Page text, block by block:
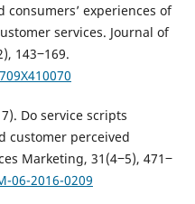
consumers’ experiences of
services. Journal of
143‒169.
Do service scripts
customer perceived
Marketing, 31(4‒5), 471‒
06-2016-0209